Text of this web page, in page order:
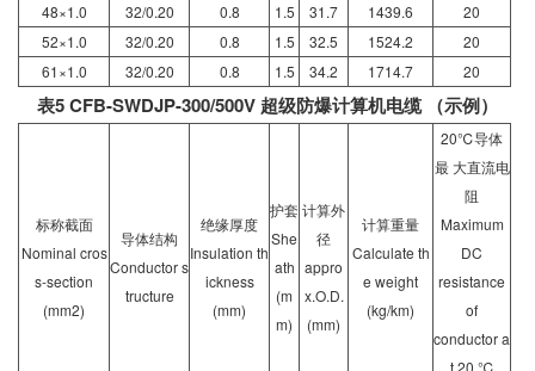
48×1.0
32/0.20 0.8 1.5 31.7 1439.6
20
52×1.0
32/0.20 0.8 1.5 32.5 1524.2
20
61×1.0
32/0.20 0.8 1.5 34.2 1714.7 20
表5 CFB-SWDJP-300/500V 超级防爆计算机电缆 （示例）
标称截面
Nominal cros
s-section
(mm2)
导体结构
Conductor s
tructure
绝缘厚度
Insulation th
ickness
(mm)
护套
She
ath
(m
m)
计算外
径
appro
x.O.D.
(mm)
计算重量
Calculate th
e weight
(kg/km)
20℃导体
最 大直流电
阻
Maximum
DC
resistance
of
conductor a
t 20 ℃